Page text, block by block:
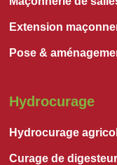
Extension
Pose &
Hydrocurage
Hydrocurage
Curage de